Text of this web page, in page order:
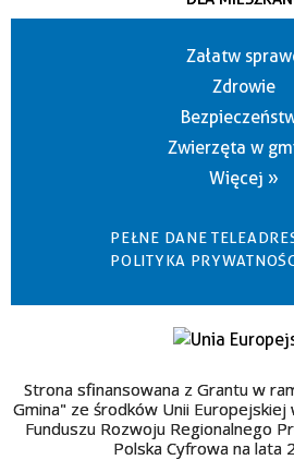
Załatw
Zdrowie
Zwierzęta w
Więcej »
PEŁNE DANE
POLITYKA
Strona sfinansowana z Grantu w
Gmina" ze środków Unii
Funduszu Rozwoju Regionalnego
Polska Cyfrowa na lata